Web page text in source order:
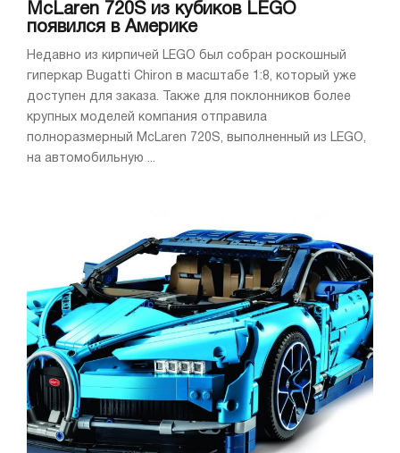
McLaren 720S из кубиков LEGO
появился в Америке
Недавно из кирпичей LEGO был собран роскошный
гиперкар Bugatti Chiron в масштабе 1:8, который уже
доступен для заказа. Также для поклонников более
крупных моделей компания отправила
полноразмерный McLaren 720S, выполненный из LEGO,
на автомобильную ...